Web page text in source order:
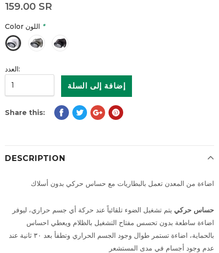
159.00 SR
*
العدد:
Share this:
DESCRIPTION
اضاءة من المعدن تعمل بالبطاريات مع حساس حركي بدون أسلاك
حساس حركي يتم تشغيل الضوء تلقائياً عند حركة أي جسم حراري، ليوفر
اضاءة ساطعة بدون تحسس مفتاح التشغيل بالظلام ويعطي احساس
بالحماية، اضاءة تستمر طوال وجود الجسم الحراري وتطفأ بعد ٣٠ ثانية عند
عدم وجود أجسام في مدى المستشعر